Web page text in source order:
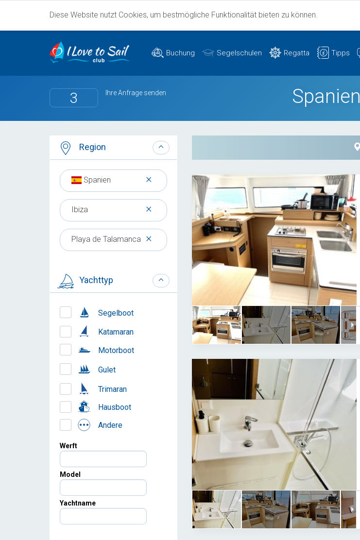
Diese Website nutzt Cookies, um bestmögliche Funktionalität bieten zu können.
Buchung Segelschulen Regatta Tipps
3 Ihre Anfrage senden Spanien
Region
×
Spanien
×
Ibiza
×
Playa de Talamanca
Yachttyp
Segelboot
Katamaran
Motorboot
Gulet
Trimaran
Hausboot
Andere
Werft
Model
Yachtname